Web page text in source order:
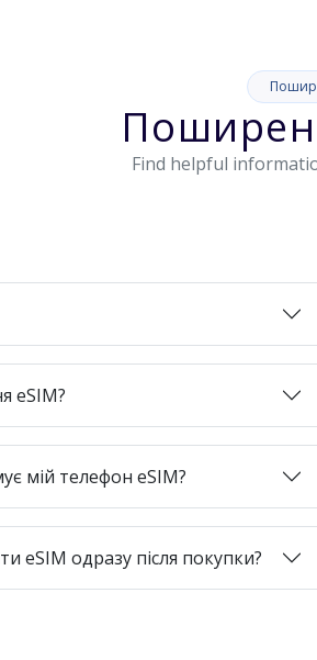
Find helpful
eSIM?
мій телефон eSIM?
eSIM одразу після покупки?